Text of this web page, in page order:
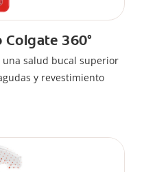
360°
una salud bucal superior
y revestimiento